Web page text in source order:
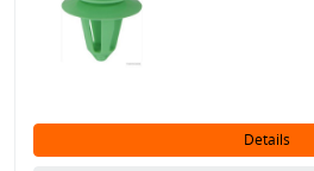
Details